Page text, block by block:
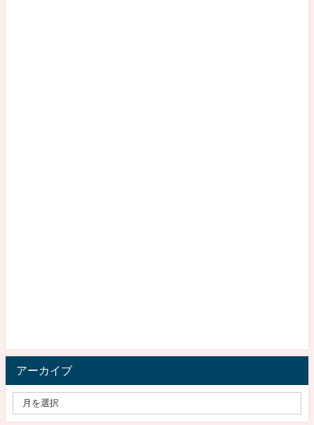
アーカイブ